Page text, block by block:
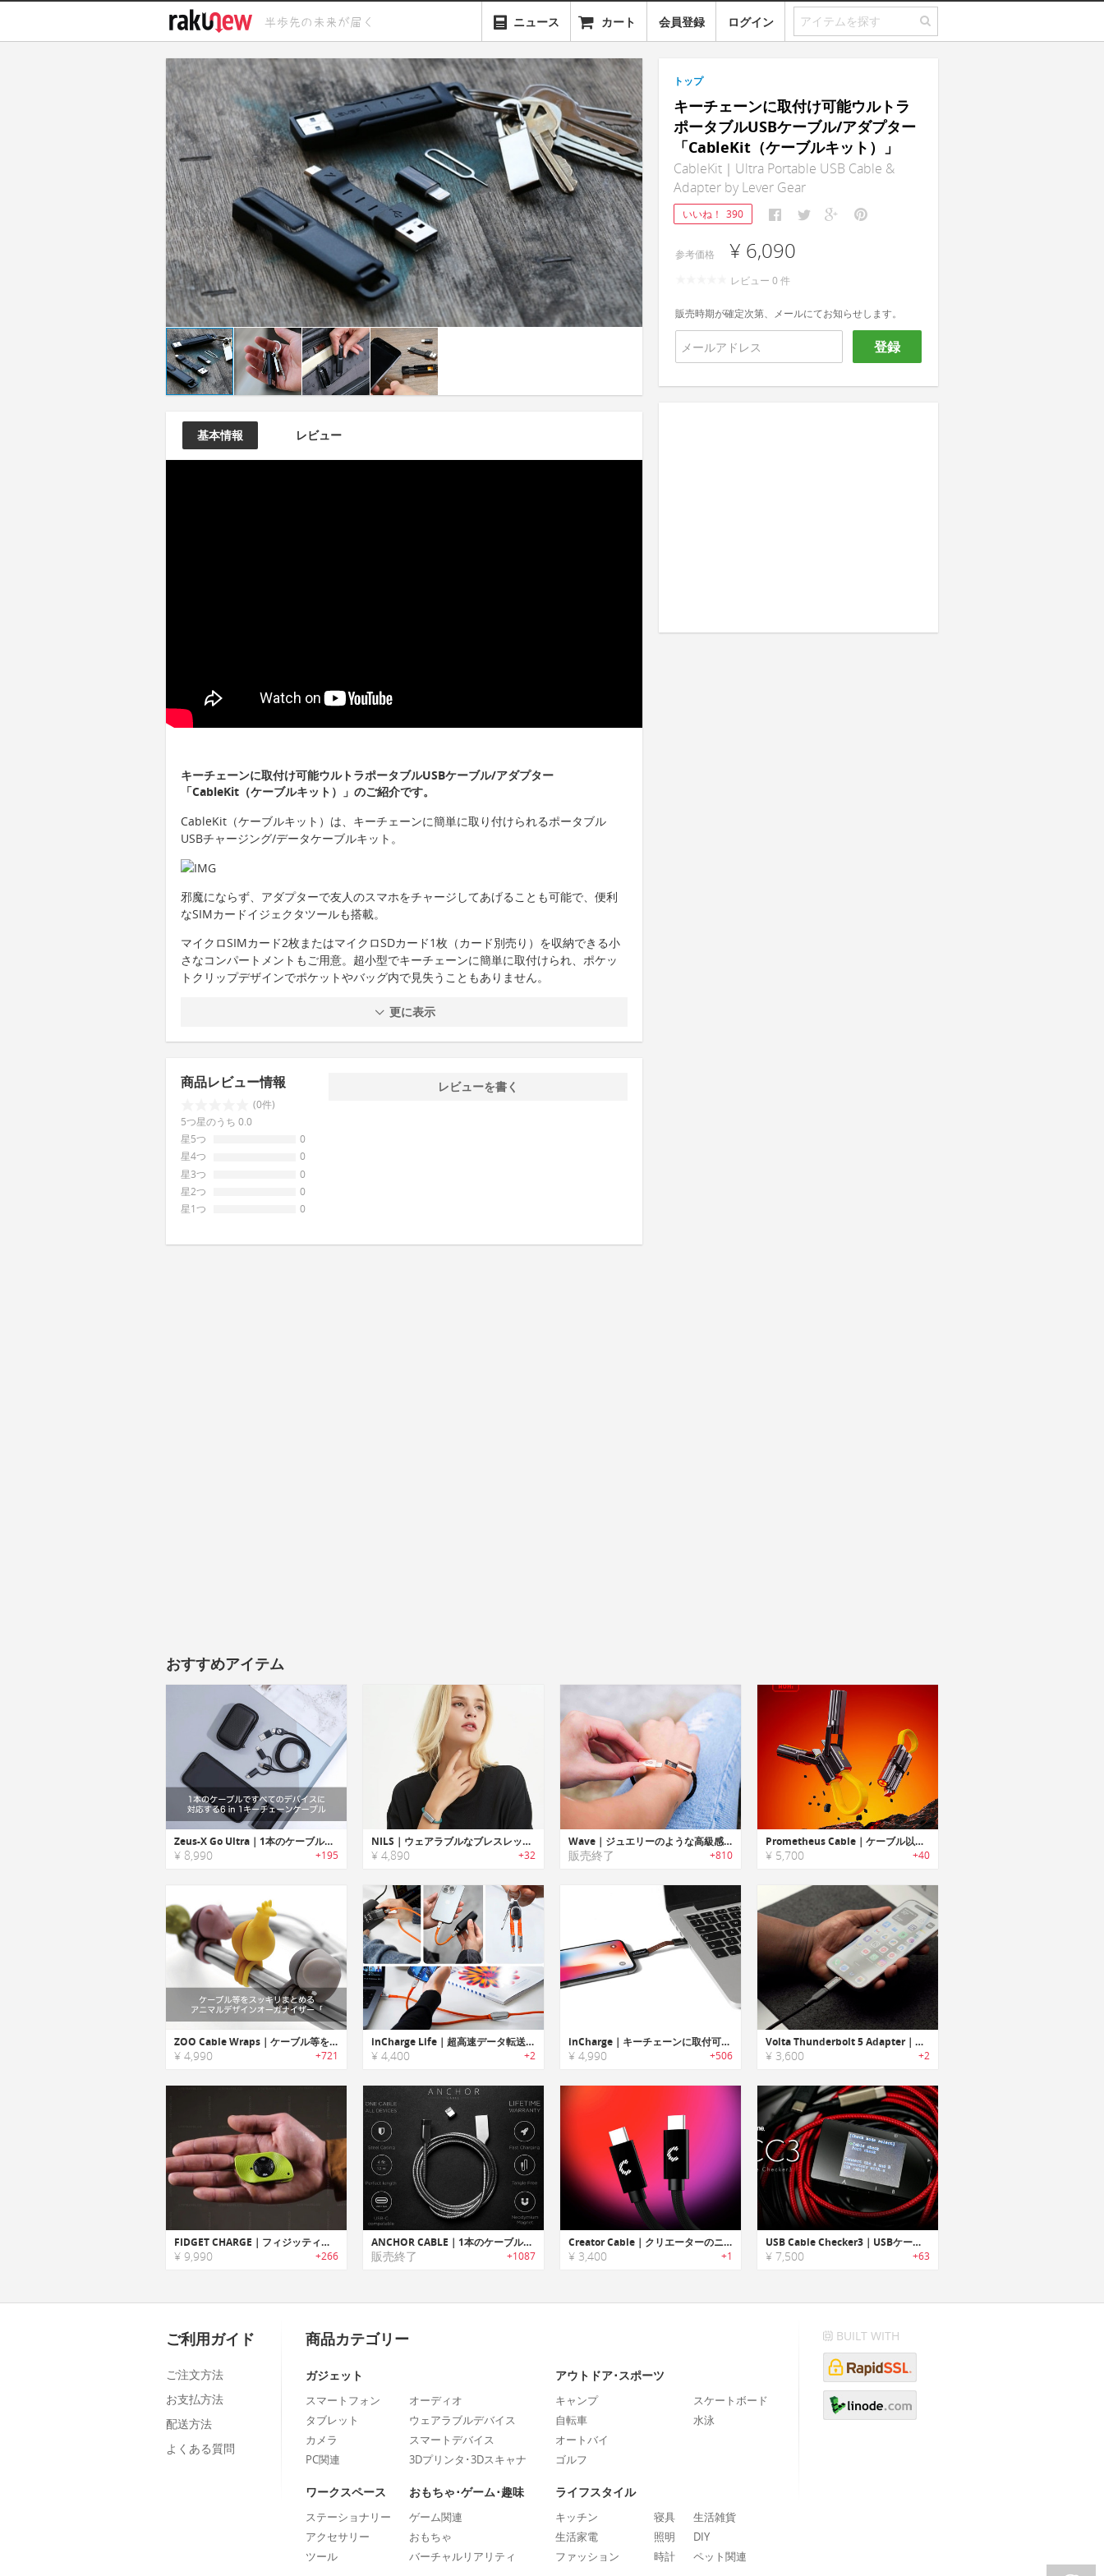
ニュース カート 会員登録 ログイン
基本情報 レビュー
キーチェーンに取付け可能ウルトラポータブルUSBケーブル/アダプター
「CableKit（ケーブルキット）」のご紹介です。
CableKit（ケーブルキット）は、キーチェーンに簡単に取り付けられるポータブル
USBチャージング/データケーブルキット。
邪魔にならず、アダプターで友人のスマホをチャージしてあげることも可能で、便利
なSIMカードイジェクタツールも搭載。
マイクロSIMカード2枚またはマイクロSDカード1枚（カード別売り）を収納できる小
さなコンパートメントもご用意。超小型でキーチェーンに簡単に取付けられ、ポケッ
トクリップデザインでポケットやバッグ内で見失うこともありません。
更に表示
商品レビュー情報
(0件)
5つ星のうち 0.0
星5つ
0
星4つ
0
星3つ
0
星2つ
0
星1つ
0
レビューを書く
トップ
キーチェーンに取付け可能ウルトラ
ポータブルUSBケーブル/アダプター
「CableKit（ケーブルキット）」
CableKit｜Ultra Portable USB Cable &
Adapter by Lever Gear
いいね！ 390
参考価格 ¥ 6,090
レビュー 0 件
販売時期が確定次第、メールにてお知らせします。
登録
おすすめアイテム
Zeus-X Go Ultra｜1本のケーブルですべてのデバイスに対応する6 in 1キーチェーンケーブル
¥ 8,990 +195
NILS｜ウェアラブルなブレスレットデザインケーブル「ニルス」
¥ 4,890 +32
Wave｜ジュエリーのような高級感のあるブレスレットデザイン充電ケーブル「ウェーブ」
販売終了 +810
Prometheus Cable｜ケーブル以上の存在。ライターとポケットナイフを備えた多機能充電ケーブル
¥ 5,700 +40
ZOO Cable Wraps｜ケーブル等をスッキリまとめるアニマルデザインオーガナイザー「ズーケーブル」
¥ 4,990 +721
inCharge Life｜超高速データ転送と一生保証を備えた信頼の充電ケーブル
¥ 4,400 +2
inCharge｜キーチェーンに取付可能なオールインワン充電ケーブル「インチャージ」
¥ 4,990 +506
Volta Thunderbolt 5 Adapter｜手軽に着脱できてケーブルを自由に変えられるマグネット式アダプタ
¥ 3,600 +2
FIDGET CHARGE｜フィジッティングが楽しめるポータブルユニバーサルケーブル「フィジェットチャージ」
¥ 9,990 +266
ANCHOR CABLE｜1本のケーブルでiOS/Android/USB-C搭載デバイスを充電可能なマグネット端子搭載タフケーブル「アンカーケーブル」
販売終了 +1087
Creator Cable｜クリエーターのニーズに応える万能USB-Cケーブル
¥ 3,400 +1
USB Cable Checker3｜USBケーブルの状態や詳細を確認できる診断デバイス
¥ 7,500 +63
ご利用ガイド
ご注文方法
お支払方法
配送方法
よくある質問
商品カテゴリー
ガジェット
スマートフォン
タブレット
カメラ
PC関連
オーディオ
ウェアラブルデバイス
スマートデバイス
3Dプリンタ･3Dスキャナ
アウトドア･スポーツ
キャンプ
自転車
オートバイ
ゴルフ
スケートボード
水泳
ワークスペース
ステーショナリー
アクセサリー
ツール
おもちゃ･ゲーム･趣味
ゲーム関連
おもちゃ
バーチャルリアリティ
ライフスタイル
キッチン
生活家電
ファッション
寝具
照明
時計
生活雑貨
DIY
ペット関連
BUILT WITH